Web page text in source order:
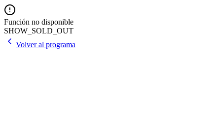
Función no disponible
SHOW_SOLD_OUT
Volver al programa